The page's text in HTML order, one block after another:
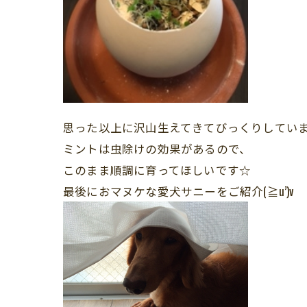
思った以上に沢山生えてきてびっくりしてい
ミントは虫除けの効果があるので、
このまま順調に育ってほしいです☆
最後におマヌケな愛犬サニーをご紹介(≧u’)v